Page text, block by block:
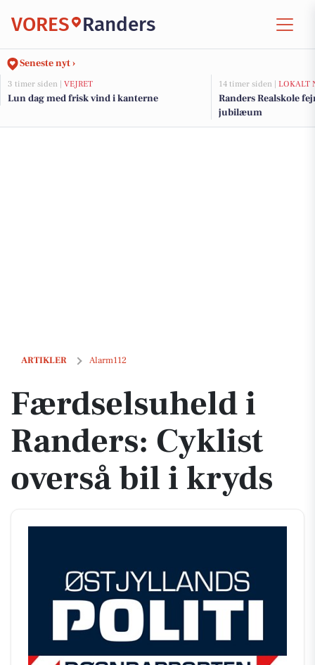
VORES Randers
Seneste nyt ›
3 timer siden | VEJRET
Lun dag med frisk vind i kanterne
14 timer siden | LOKALT
Randers Realskole
jubilæum
ARTIKLER Alarm112
Færdselsuheld i Randers: Cyklist overså bil i kryds
Færdselsuheld i
Randers: Cyklist
overså bil i kryds